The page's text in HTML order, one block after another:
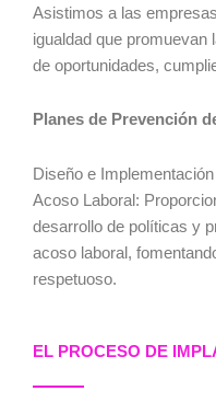
Asistimos a las
igualdad que promuevan
de oportunidades,
Planes de Prevención
Diseño e
Acoso Laboral:
desarrollo de políticas y
acoso laboral,
respetuoso.
EL PROCESO DE